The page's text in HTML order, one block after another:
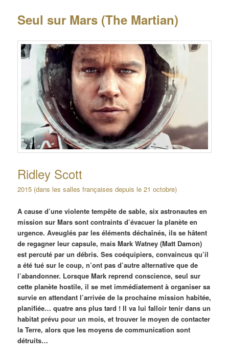
Seul sur Mars (The Martian)
Ridley Scott
2015 (dans les salles françaises depuis le 21 octobre)
A cause d’une violente tempête de sable, six astronautes en
mission sur Mars sont contraints d’évacuer la planète en
urgence. Aveuglés par les éléments déchaînés, ils se hâtent
de regagner leur capsule, mais Mark Watney (Matt Damon)
est percuté par un débris. Ses coéquipiers, convaincus qu’il
a été tué sur le coup, n’ont pas d’autre alternative que de
l’abandonner. Lorsque Mark reprend conscience, seul sur
cette planète hostile, il se met immédiatement à organiser sa
survie en attendant l’arrivée de la prochaine mission habitée,
planifiée… quatre ans plus tard ! Il va lui falloir tenir dans un
habitat prévu pour un mois, et trouver le moyen de contacter
la Terre, alors que les moyens de communication sont
détruits…